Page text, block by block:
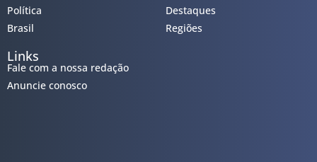
Política
Brasil
Destaques
Regiões
Links
Fale com a nossa redação
Anuncie conosco